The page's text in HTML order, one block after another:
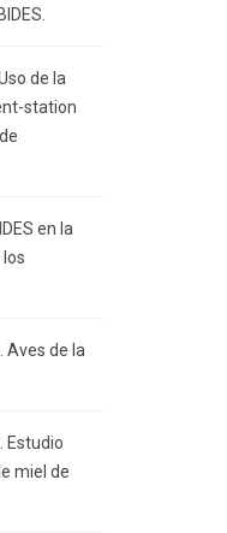
de la
station
en la
Aves de la
Estudio
miel de